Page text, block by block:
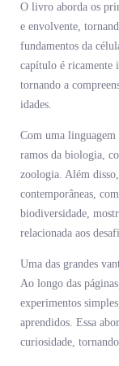
O livro aborda os
e envolvente,
fundamentos da
capítulo é ricamente
tornando a
idades.
Com uma
ramos da biologia,
zoologia. Além
contemporâneas,
biodiversidade,
relacionada aos
Uma das grandes
Ao longo das
experimentos
aprendidos. Essa
curiosidade,